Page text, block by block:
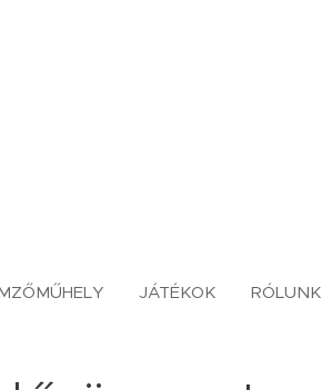
JÁTÉKOK RÓLUNK